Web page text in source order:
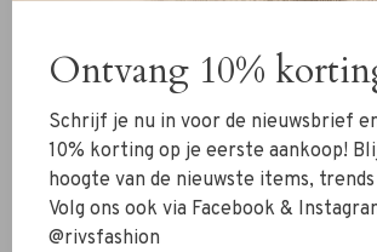
Sorteren op:
Toon 1 - 3 van 3
Ontvang 10%
Schrijf je nu in voor de nieuwsbrief
10% korting op je eerste aankoop!
hoogte van de nieuwste items,
Volg ons ook via Facebook &
@rivsfashion